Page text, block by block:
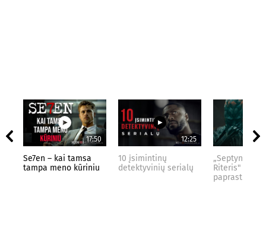
17:50
Se7en – kai tamsa
tampa meno kūriniu
12:25
10 įsimintinų
detektyvinių serialų
„Septynių
Riteris" – kai
paprastumas